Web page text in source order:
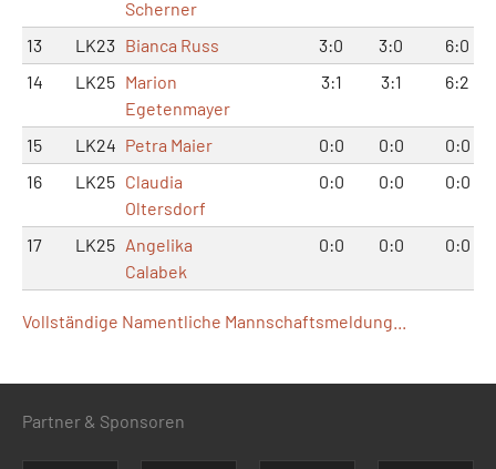
Scherner
13 LK23 Bianca Russ 3:0 3:0
6:0
14
LK25 Marion
Egetenmayer
3:1 3:1 6:2
15 LK24 Petra Maier 0:0 0:0
0:0
16
LK25 Claudia
Oltersdorf
0:0 0:0 0:0
17 LK25 Angelika
Calabek
0:0 0:0 0:0
Vollständige Namentliche Mannschaftsmeldung...
Partner & Sponsoren